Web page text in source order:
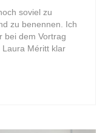
soviel zu
zu benennen. Ich
bei dem Vortrag
Laura Méritt klar